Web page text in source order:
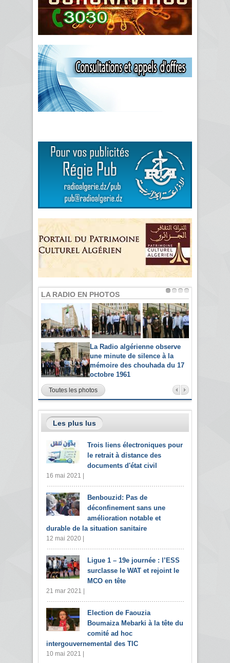
LA RADIO EN PHOTOS
La Radio algérienne observe
une minute de silence à la
mémoire des chouhada du 17
octobre 1961
Toutes les photos
Les plus lus
Trois liens électroniques pour
le retrait à distance des
documents d'état civil
16 mai 2021 |
Benbouzid: Pas de
déconfinement sans une
amélioration notable et
durable de la situation sanitaire
12 mai 2020 |
Ligue 1 – 19e journée : l’ESS
surclasse le WAT et rejoint le
MCO en tête
21 mar 2021 |
Election de Faouzia
Boumaiza Mebarki à la tête du
comité ad hoc
intergouvernemental des TIC
10 mai 2021 |